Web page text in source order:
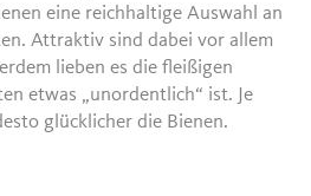
eine reichhaltige Auswahl an
Attraktiv sind dabei vor allem
lieben es die fleißigen
etwas „unordentlich“ ist. Je
glücklicher die Bienen.